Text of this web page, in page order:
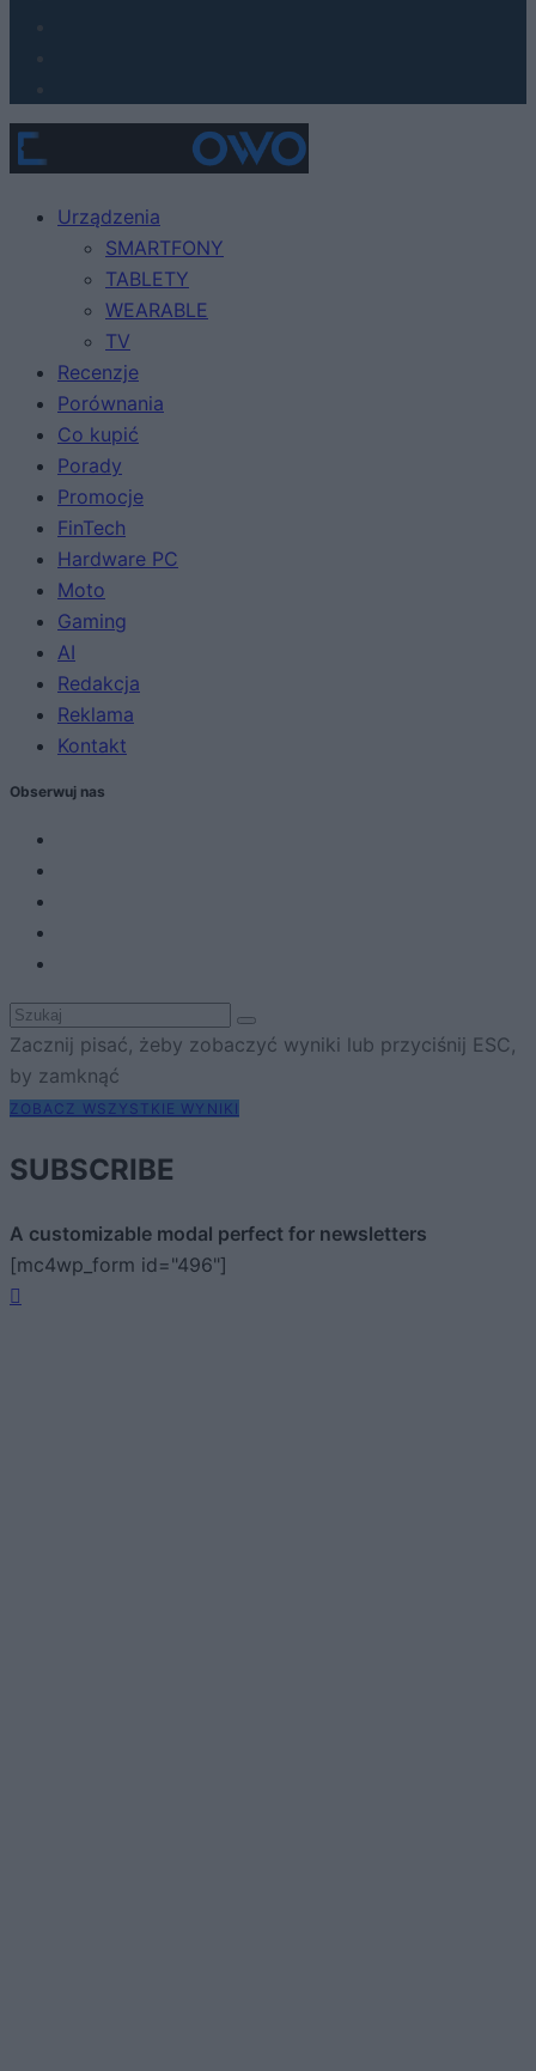
Urządzenia
SMARTFONY
TABLETY
WEARABLE
TV
Recenzje
Porównania
Co kupić
Porady
Promocje
FinTech
Hardware PC
Moto
Gaming
AI
Redakcja
Reklama
Kontakt
Obserwuj nas
Zacznij pisać, żeby zobaczyć wyniki lub przyciśnij ESC,
by zamknąć
ZOBACZ WSZYSTKIE WYNIKI
SUBSCRIBE
A customizable modal perfect for newsletters
[mc4wp_form id="496"]